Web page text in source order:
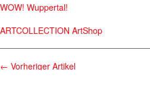
WOW! Wuppertal!
ARTCOLLECTION ArtShop
← Vorheriger Artikel